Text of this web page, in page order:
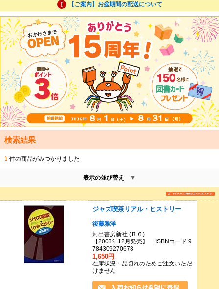
【ご案内】お盆期間の配送について
検索結果
1 件の商品がみつかりました
表示の並び替え
ジャズ喫茶リアル・ヒストリー
後藤雅洋
河出書房新社 (Ｂ６)
【2008年12月発売】 ISBNコード 9
784309270678
1,650円
在庫状況：品切れのためご注文いただ
けません